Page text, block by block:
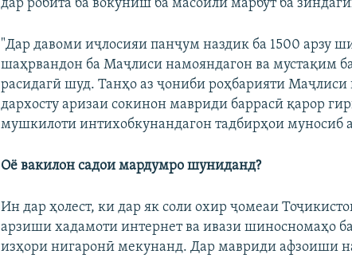
дар робита ба вокуниш ба масоили марбут ба
"Дар давоми иҷлосияи панҷум наздик ба 1500 арзу
шаҳрвандон ба Маҷлиси намояндагон ва мустақим
расидагӣ шуд. Танҳо аз ҷониби роҳбарияти Маҷлиси
дархосту аризаи сокинон мавриди баррасӣ қарор
мушкилоти интихобкунандагон тадбирҳои муносиб
Оё вакилон садои мардумро шуниданд?
Ин дар ҳолест, ки дар як соли охир ҷомеаи
арзиши хадамоти интернет ва ивази шиносномаҳо
изҳори нигаронӣ мекунанд. Дар мавриди афзоиши